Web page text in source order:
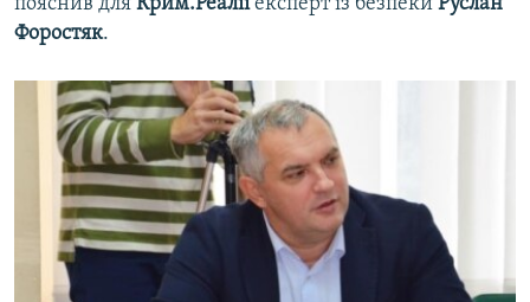
Форостяк.